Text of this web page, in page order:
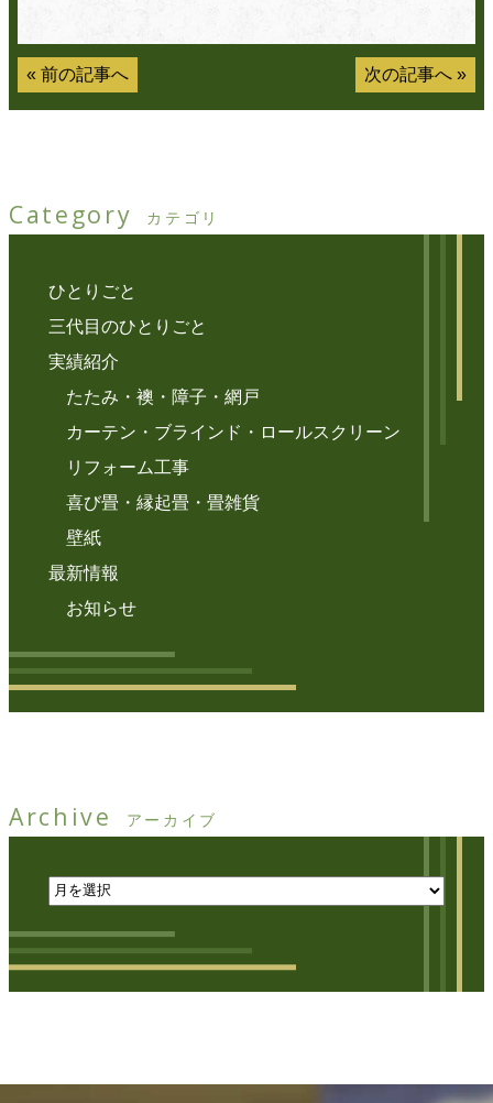
« 前の記事へ 次の記事へ »
Category カテゴリ
ひとりごと
三代目のひとりごと
実績紹介
たたみ・襖・障子・網戸
カーテン・ブラインド・ロールスクリーン
リフォーム工事
喜び畳・縁起畳・畳雑貨
壁紙
最新情報
お知らせ
Archive アーカイブ